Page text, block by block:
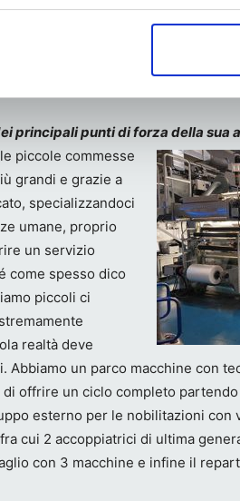
in prima persona il progetto con
titolare di Plax Packaging
principali punti di forza della sua
piccole commesse
grandi e grazie a
specializzandoci
umane, proprio
un servizio
come spesso dico
piccoli ci
realtà deve
Abbiamo un parco macchine con
offrire un ciclo completo
esterno per le nobilitazioni con
cui 2 accoppiatrici di ultima
con 3 macchine e infine il